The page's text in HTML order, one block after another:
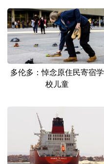
山东 河南
广东 广西
四川 贵州
陕西 甘肃
多语种频道
English Español
多伦多：悼念原住民寄宿学
校儿童